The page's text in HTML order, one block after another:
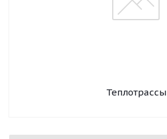
Теплотрассы